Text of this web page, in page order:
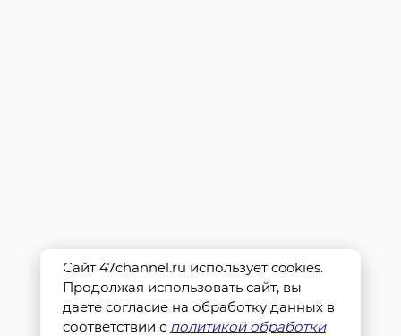
Сайт 47channel.ru использует cookies.
Продолжая использовать сайт, вы
даете согласие на обработку данных в
соответствии с политикой обработки